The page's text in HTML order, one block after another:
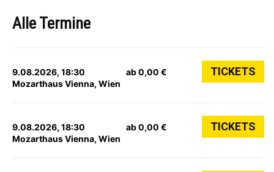
Alle Termine
9.08.2026, 18:30
Mozarthaus Vienna, Wien
ab 0,00 € TICKETS
9.08.2026, 18:30
Mozarthaus Vienna, Wien
ab 0,00 € TICKETS